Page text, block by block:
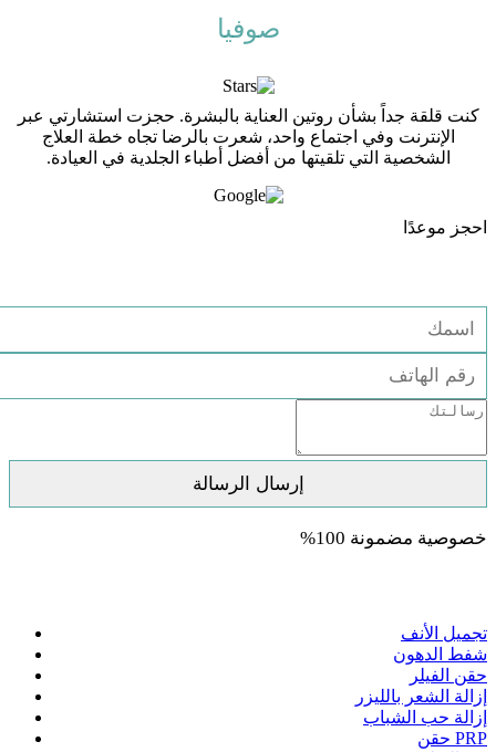
صوفيا
كنت قلقة جداً بشأن روتين العناية بالبشرة. حجزت استشارتي عبر
الإنترنت وفي اجتماع واحد، شعرت بالرضا تجاه خطة العلاج
الشخصية التي تلقيتها من أفضل أطباء الجلدية في العيادة.
احجز موعدًا
خصوصية مضمونة 100%
تجميل الأنف
شفط الدهون
حقن الفيلر
إزالة الشعر بالليزر
إزالة حب الشباب
حقن PRP